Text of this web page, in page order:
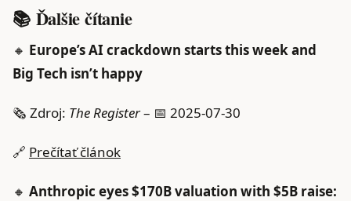
📚 Ďalšie čítanie
🔸 Europe’s AI crackdown starts this week and
Big Tech isn’t happy
🗞️ Zdroj: The Register– 📅 2025-07-30
🔗 Prečítať článok
🔸 Anthropic eyes $170B valuation with $5B raise: